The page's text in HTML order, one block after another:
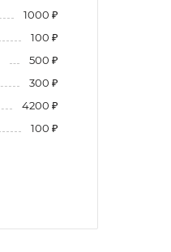
1000 ₽
100 ₽
500 ₽
300 ₽
4200 ₽
100 ₽